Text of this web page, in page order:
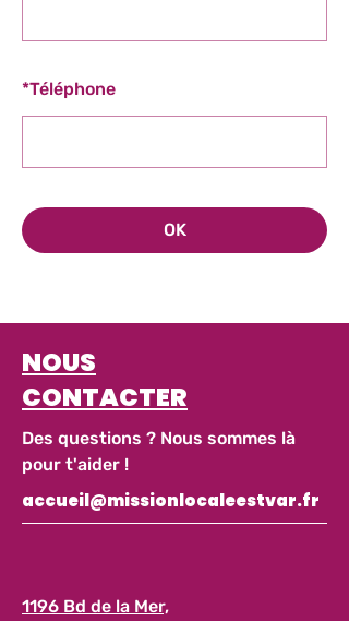
*Téléphone
OK
NOUS
CONTACTER
Des questions ? Nous sommes là
pour t'aider !
accueil@missionlocaleestvar.fr
1196 Bd de la Mer,